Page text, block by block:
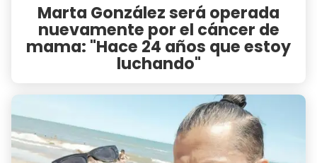
Marta González será operada
nuevamente por el cáncer de
mama: "Hace 24 años que estoy
luchando"